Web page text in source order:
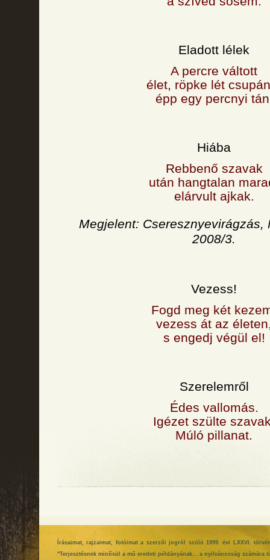
Eladott lélek
A percre váltott
élet, röpke lét
épp egy percnyi
Hiába
Rebbenő szavak
után hangtalan
elárvult ajkak.
Megjelent: Cseresznyevirágzás,
2008/3.
Vezess!
Fogd meg két
vezess át az
s engedj végül el!
Szerelemről
Édes vallomás.
Igézet szülte
Múló pillanat.
Írásaimat, rajzaimat, fotóimat a szerzői jogról szóló 1999. évi LXXVI.
"Terjesztésnek minősül a mű eredeti példányának... a nyilvánosság